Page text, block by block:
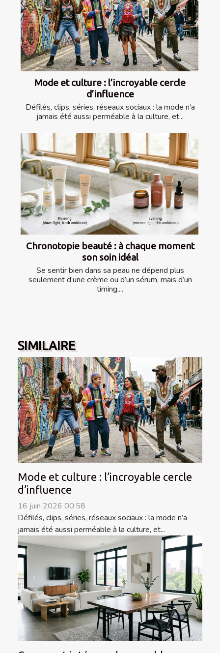
Mode et culture : l’incroyable cercle
d’influence
Défilés, clips, séries, réseaux sociaux : la mode n’a
jamais été aussi perméable à la culture, et...
Chronotopie beauté : à chaque moment
son soin idéal
Se sentir bien dans sa peau ne dépend plus
seulement d’une crème ou d’un sérum, mais d’un
timing,...
SIMILAIRE
Mode et culture : l’incroyable cercle
d’influence
16 juin 2026 00:58
Défilés, clips, séries, réseaux sociaux : la mode n’a
jamais été aussi perméable à la culture, et...